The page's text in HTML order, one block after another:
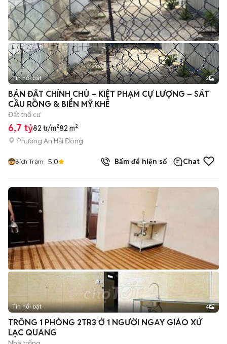
Tin nổi bật 3
BÁN ĐẤT CHÍNH CHỦ – KIỆT PHẠM CỰ LƯỢNG – SÁT
CẦU RỒNG & BIỂN MỸ KHÊ
Đất thổ cư
6,7 tỷ82 tr/m²82 m²
Phường An Hải Đông
Bích Trâm 5.0 Bấm để hiện số Chat
Tin nổi bật 4
TRỐNG 1 PHÒNG 2TR3 Ở 1 NGƯỜI NGAY GIÁO XỨ
LẠC QUANG